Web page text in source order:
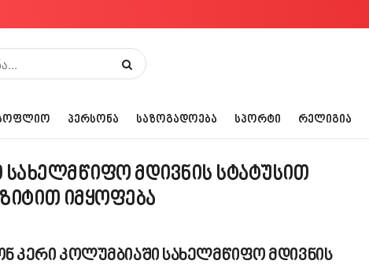
ᲞᲔᲠᲡᲝᲜᲐ ᲡᲐᲖᲝᲒᲐᲓᲝᲔᲑᲐ ᲡᲞᲝᲠᲢᲘ ᲠᲔᲚᲘᲒᲘᲐ
მდივნის სტატუსით
იმყოფება
კერი კოლუმბიაში სახელმწიფო მდივნის